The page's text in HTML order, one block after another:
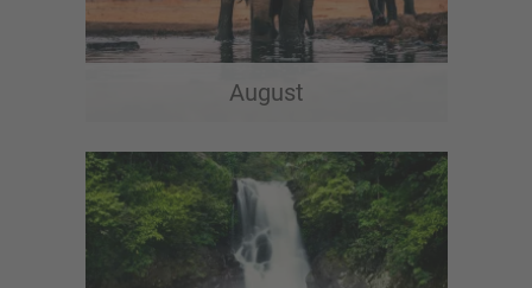
August